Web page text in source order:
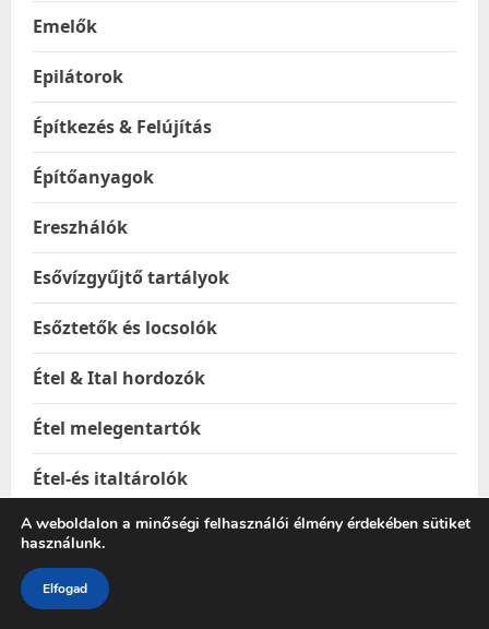
Emelők
Epilátorok
Építkezés & Felújítás
Építőanyagok
Ereszhálók
Esővízgyűjtő tartályok
Esőztetők és locsolók
Étel & Ital hordozók
Étel melegentartók
Étel-és italtárolók
Ételhordók
Ételtakaró búrák
A weboldalon a minőségi felhasználói élmény érdekében sütiket
használunk.
Elfogad